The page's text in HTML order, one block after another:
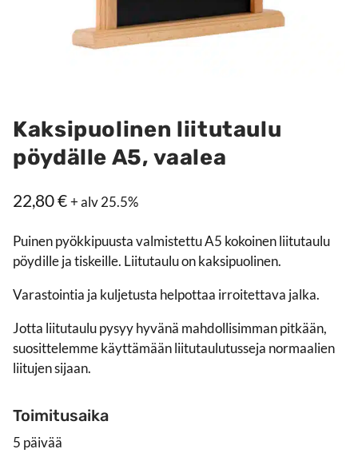
Kaksipuolinen liitutaulu
pöydälle A5, vaalea
22,80€+ alv 25.5%
Puinen pyökkipuusta valmistettu A5 kokoinen liitutaulu
pöydille ja tiskeille. Liitutaulu on kaksipuolinen.
Varastointia ja kuljetusta helpottaa irroitettava jalka.
Jotta liitutaulu pysyy hyvänä mahdollisimman pitkään,
suosittelemme käyttämään liitutaulutusseja normaalien
liitujen sijaan.
Toimitusaika
5 päivää